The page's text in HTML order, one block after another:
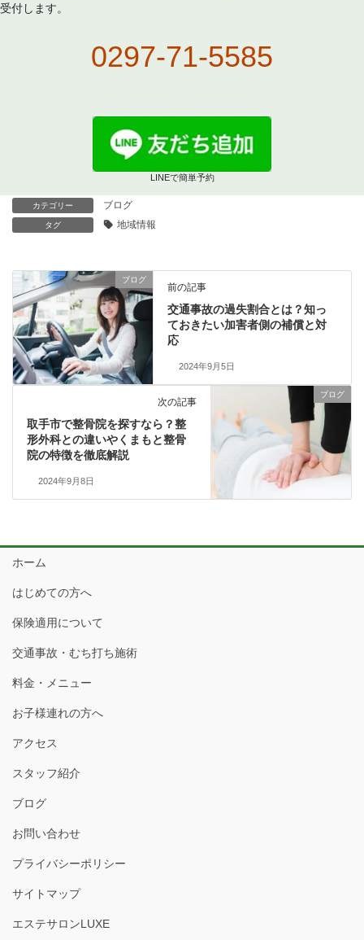
受付します。
0297-71-5585
LINEで簡単予約
カテゴリー ブログ
タグ 地域情報
ブログ
前の記事
交通事故の過失割合とは？知っ
ておきたい加害者側の補償と対
応
2024年9月5日
ブログ
次の記事
取手市で整骨院を探すなら？整
形外科との違いやくまもと整骨
院の特徴を徹底解説
2024年9月8日
ホーム
はじめての方へ
保険適用について
交通事故・むち打ち施術
料金・メニュー
お子様連れの方へ
アクセス
スタッフ紹介
ブログ
お問い合わせ
プライバシーポリシー
サイトマップ
エステサロンLUXE